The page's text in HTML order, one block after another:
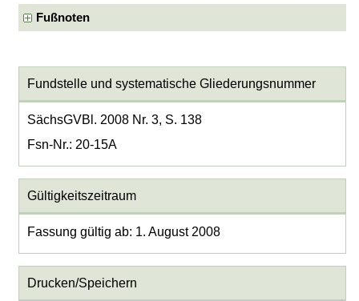
Fußnoten
Fundstelle und systematische Gliederungsnummer
SächsGVBl. 2008 Nr. 3, S. 138
Fsn-Nr.: 20-15A
Gültigkeitszeitraum
Fassung gültig ab: 1. August 2008
Drucken/Speichern